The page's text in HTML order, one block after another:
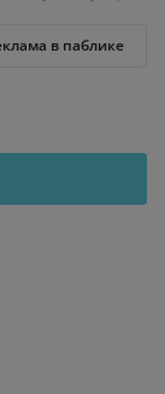
в паблике